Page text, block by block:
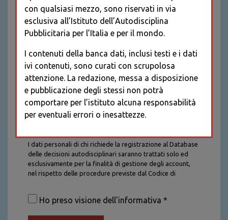
I dati personali di chi richiede la registrazione al Database
delle decisioni autodisciplinari saranno trattati solo ed
esclusivamente per la finalità di gestione degli account,
nel rispetto delle procedure previste dal Codice di
saranno trattati con tutte le cautele richieste dalla legge e
saranno conservati per la durata stabilita caso per caso
Ho preso visione dell'informativa *
con qualsiasi mezzo, sono riservati in via
esclusiva all’Istituto dell’Autodisciplina
Pubblicitaria per l’Italia e per il mondo.
I contenuti della banca dati, inclusi testi e i dati
ivi contenuti, sono curati con scrupolosa
attenzione. La redazione, messa a disposizione
e pubblicazione degli stessi non potrà
comportare per l’istituto alcuna responsabilità
per eventuali errori o inesattezze.